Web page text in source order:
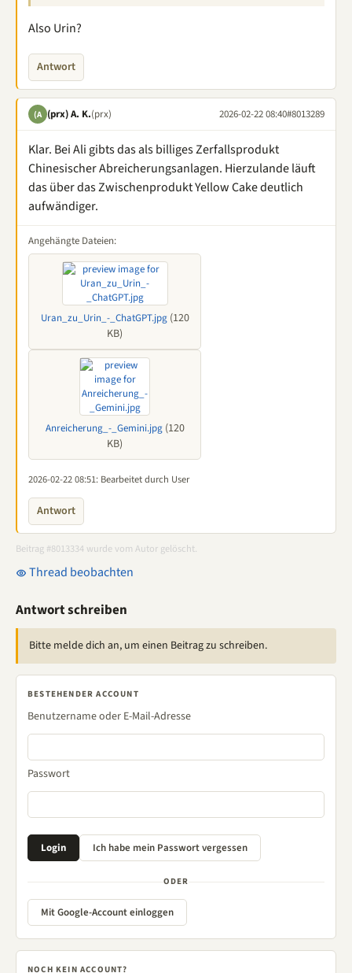
Also Urin?
Antwort
(A (prx) A. K.(prx) 2026-02-22 08:40#8013289
Klar. Bei Ali gibts das als billiges Zerfallsprodukt
Chinesischer Abreicherungsanlagen. Hierzulande läuft
das über das Zwischenprodukt Yellow Cake deutlich
aufwändiger.
Angehängte Dateien:
Uran_zu_Urin_-_ChatGPT.jpg(120
KB)
Anreicherung_-_Gemini.jpg(120
KB)
2026-02-22 08:51: Bearbeitet durch User
Antwort
Beitrag #8013334 wurde vom Autor gelöscht.
Thread beobachten
Antwort schreiben
Bitte melde dich an, um einen Beitrag zu schreiben.
BESTEHENDER ACCOUNT
Benutzername oder E-Mail-Adresse
Passwort
ODER
Mit Google-Account einloggen
NOCH KEIN ACCOUNT?